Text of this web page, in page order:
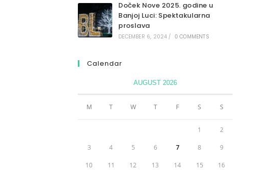
Doček Nove 2025. godine u
Banjoj Luci: Spektakularna
proslava
DECEMBER 6, 2024 / 0 COMMENTS
Calendar
AUGUST 2026
M T W T F S S
1 2
3 4 5 6 7 8 9
10 11 12 13 14 15 16